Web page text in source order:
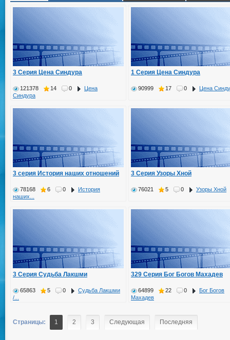
3 Серия Цена Синдура
121378 14 0
Цена
Синдура
1 Серия Цена Синдура
90999 17 0 Цена
3 серия История наших отношений
78168 6 0
История
наших...
3 Серия Узоры Хной
76021 5 0 Узоры Хной
3 Серия Судьба Лакшми
65863 5 0
Судьба Лакшми
/...
329 Серия Бог Богов Махадев
64899 22 0
Бог Богов
Махадев
Страницы: 1 2 3 Следующая Последняя